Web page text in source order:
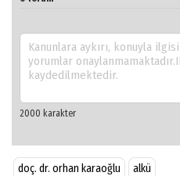
doç. dr. orhan karaoğlu
alkü